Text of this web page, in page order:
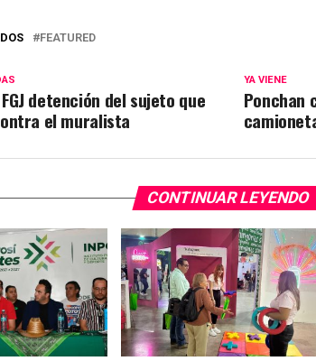
FEATURED
YA VIENE
Ponchan
detención del sujeto que
el muralista
CONTINUAR LEYENDO